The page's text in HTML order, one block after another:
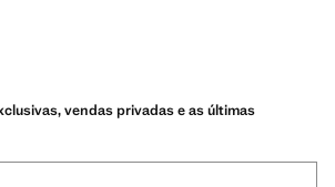
vendas privadas e as últimas